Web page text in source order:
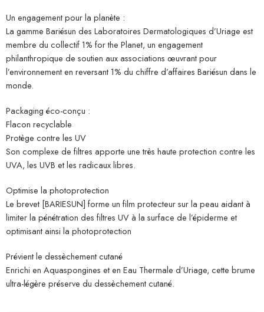
Un engagement pour la planète :
La gamme Bariésun des Laboratoires Dermatologiques d’Uriage est
membre du collectif 1% for the Planet, un engagement
philanthropique de soutien aux associations œuvrant pour
l’environnement en reversant 1% du chiffre d’affaires Bariésun dans le
monde.
Packaging éco-conçu :
Flacon recyclable
Protège contre les UV
Son complexe de filtres apporte une très haute protection contre les
UVA, les UVB et les radicaux libres.
Optimise la photoprotection
Le brevet [BARIESUN] forme un film protecteur sur la peau aidant à
limiter la pénétration des filtres UV à la surface de l’épiderme et
optimisant ainsi la photoprotection
Prévient le dessèchement cutané
Enrichi en Aquaspongines et en Eau Thermale d’Uriage, cette brume
ultra-légère préserve du dessèchement cutané.